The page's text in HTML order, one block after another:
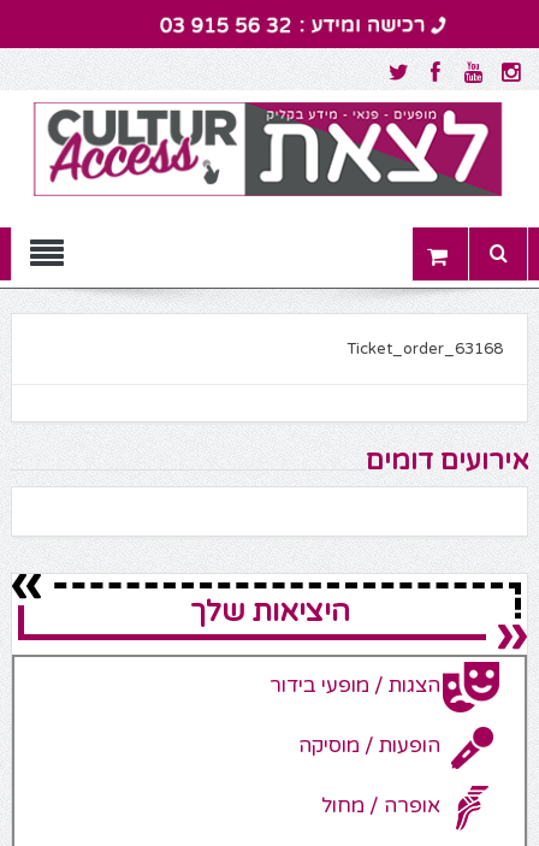
Menu
Ticket_order_63168
אירועים דומים
היציאות שלך
הצגות / מופעי בידור
הופעות / מוסיקה
אופרה / מחול